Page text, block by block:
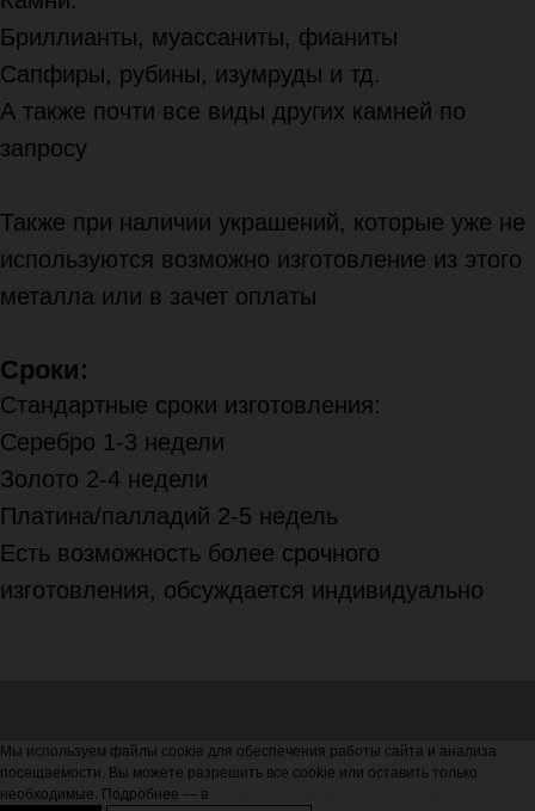
Бриллианты, муассаниты, фианиты
Сапфиры, рубины, изумруды и тд.
А также почти все виды других камней по
запросу
Также при наличии украшений, которые уже не
используются возможно изготовление из этого
металла или в зачет оплаты
Сроки:
Стандартные сроки изготовления:
Серебро 1-3 недели
Золото 2-4 недели
Платина/палладий 2-5 недель
Есть возможность более срочного
изготовления, обсуждается индивидуально
Мы используем файлы cookie для обеспечения работы сайта и анализа
посещаемости. Вы можете разрешить все cookie или оставить только
необходимые. Подробнее — в